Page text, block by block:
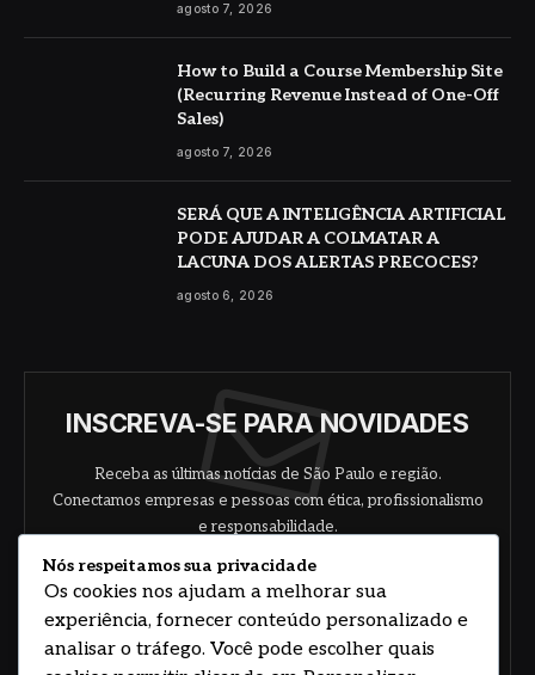
agosto 7, 2026
How to Build a Course Membership Site
(Recurring Revenue Instead of One-Off
Sales)
agosto 7, 2026
SERÁ QUE A INTELIGÊNCIA ARTIFICIAL
PODE AJUDAR A COLMATAR A
LACUNA DOS ALERTAS PRECOCES?
agosto 6, 2026
INSCREVA-SE PARA NOVIDADES
Receba as últimas notícias de São Paulo e região.
Conectamos empresas e pessoas com ética, profissionalismo
e responsabilidade.
Nós respeitamos sua privacidade
Os cookies nos ajudam a melhorar sua
experiência, fornecer conteúdo personalizado e
analisar o tráfego. Você pode escolher quais